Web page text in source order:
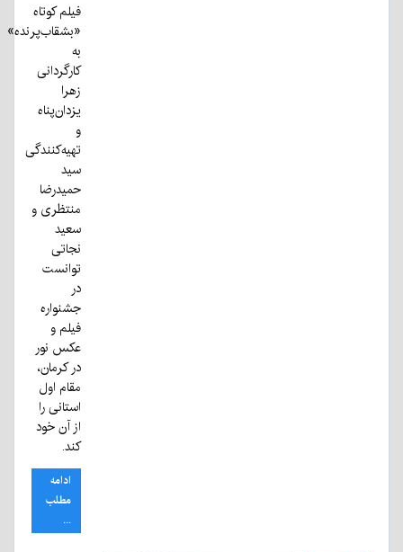
فیلم کوتاه
«بشقاب‌پرنده»
به
کارگردانی
زهرا
یزدان‌پناه
و
تهیه‌کنندگی
سید
حمیدرضا
منتظری و
سعید
نجاتی
توانست
در
جشنواره
فیلم و
عکس نور
در کرمان،
مقام اول
استانی را
از آن خود
کند.
ادامه
مطلب
...